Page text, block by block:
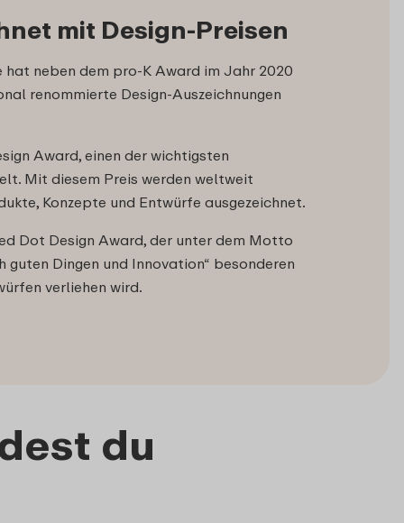
mit Design-Preisen
neben dem pro-K Award im Jahr 2020
renommierte Design-Auszeichnungen
Award, einen der wichtigsten
Mit diesem Preis werden weltweit
Konzepte und Entwürfe ausgezeichnet.
Dot Design Award, der unter dem Motto
guten Dingen und Innovation“ besonderen
verliehen wird.
du